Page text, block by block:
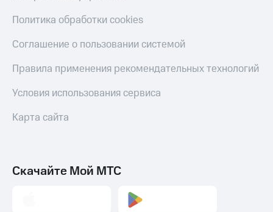
Политика обработки cookies
Соглашение о пользовании системой
Правила применения рекомендательных технологий
Условия использования сервиса
Карта сайта
Скачайте Мой МТС